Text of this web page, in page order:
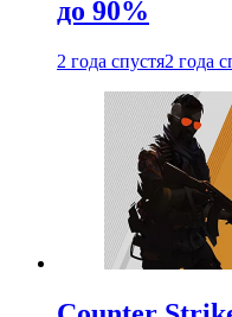
до 90%
2 года спустя2 года